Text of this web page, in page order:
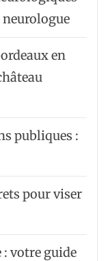
en
publiques :
pour viser
votre guide